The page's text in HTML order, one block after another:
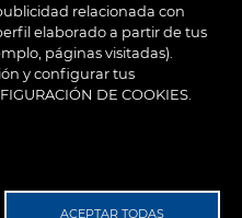
relacionada con
elaborado a partir de tus
páginas visitadas).
y configurar tus
DE COOKIES.
ACEPTAR TODAS
la Sagra Aviso Legal